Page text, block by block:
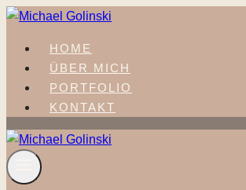
Zum
springenHOME
ÜBER MICH
PORTFOLIO
KONTAKT